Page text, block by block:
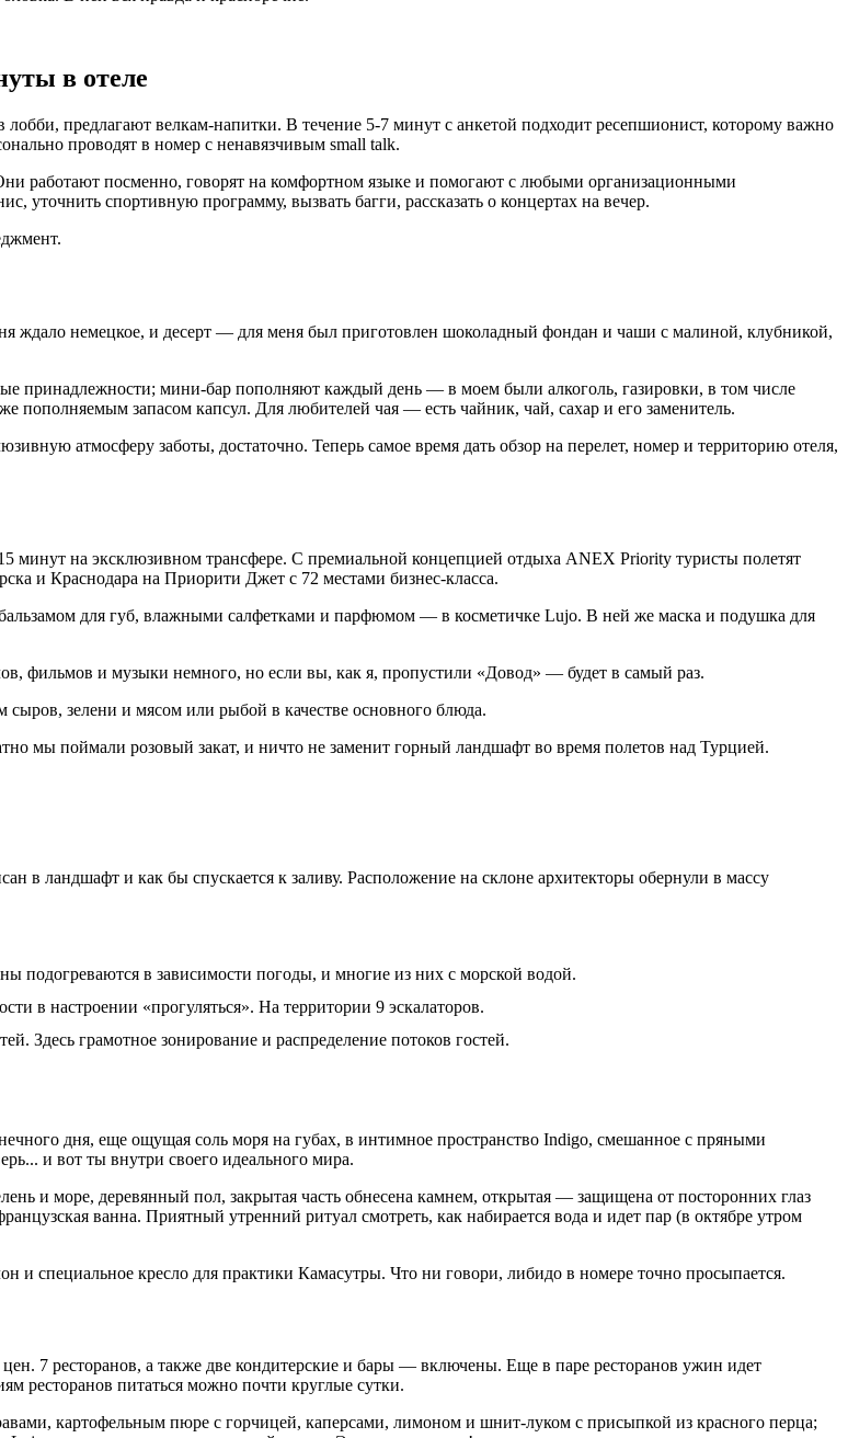
в отеле
предлагают велкам-напитки. В течение 5-7 минут с анкетой подходит ресепшионист, которому важно
проводят в номер с ненавязчивым small talk.
работают посменно, говорят на комфортном языке и помогают с любыми организационными
уточнить спортивную программу, вызвать багги, рассказать о концертах на вечер.
ждало немецкое, и десерт — для меня был приготовлен шоколадный фондан и чаши с малиной, клубникой,
принадлежности; мини-бар пополняют каждый день — в моем были алкоголь, газировки, в том числе
пополняемым запасом капсул. Для любителей чая — есть чайник, чай, сахар и его заменитель.
атмосферу заботы, достаточно. Теперь самое время дать обзор на перелет, номер и территорию отеля,
на эксклюзивном трансфере. С премиальной концепцией отдыха ANEX Priority туристы полетят
и Краснодара на Приорити Джет с 72 местами бизнес-класса.
для губ, влажными салфетками и парфюмом — в косметичке Lujo. В ней же маска и подушка для
фильмов и музыки немного, но если вы, как я, пропустили «Довод» — будет в самый раз.
зелени и мясом или рыбой в качестве основного блюда.
мы поймали розовый закат, и ничто не заменит горный ландшафт во время полетов над Турцией.
в ландшафт и как бы спускается к заливу. Расположение на склоне архитекторы обернули в массу
подогреваются в зависимости погоды, и многие из них с морской водой.
в настроении «прогуляться». На территории 9 эскалаторов.
Здесь грамотное зонирование и распределение потоков гостей.
дня, еще ощущая соль моря на губах, в интимное пространство Indigo, смешанное с пряными
и вот ты внутри своего идеального мира.
и море, деревянный пол, закрытая часть обнесена камнем, открытая — защищена от посторонних глаз
ванна. Приятный утренний ритуал смотреть, как набирается вода и идет пар (в октябре утром
и специальное кресло для практики Камасутры. Что ни говори, либидо в номере точно просыпается.
7 ресторанов, а также две кондитерские и бары — включены. Еще в паре ресторанов ужин идет
ресторанов питаться можно почти круглые сутки.
картофельным пюре с горчицей, каперсами, лимоном и шнит-луком с присыпкой из красного перца;